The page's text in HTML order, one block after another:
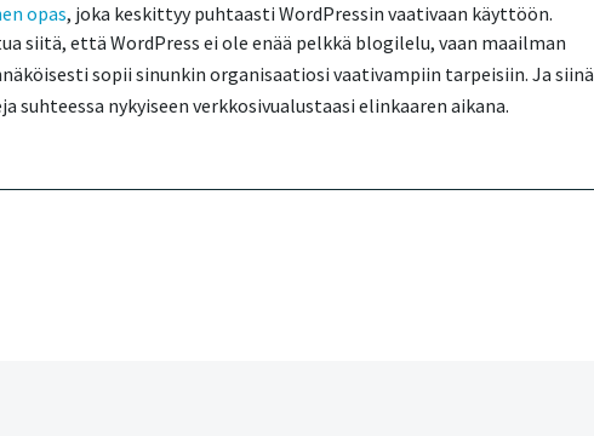
opas, joka keskittyy puhtaasti WordPressin vaativaan käyttöön.
siitä, että WordPress ei ole enää pelkkä blogilelu, vaan maailman
sopii sinunkin organisaatiosi vaativampiin tarpeisiin. Ja siinä
suhteessa nykyiseen verkkosivualustaasi elinkaaren aikana.